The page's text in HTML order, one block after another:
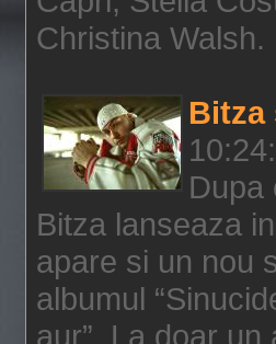
Christina Walsh.
Bitza
Dupa
Bitza lanseaza
apare si un nou
albumul
aur”. La doar un